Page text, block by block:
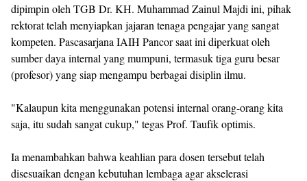
dipimpin oleh TGB Dr. KH. Muhammad Zainul Majdi ini, pihak
rektorat telah menyiapkan jajaran tenaga pengajar yang sangat
kompeten. Pascasarjana IAIH Pancor saat ini diperkuat oleh
sumber daya internal yang mumpuni, termasuk tiga guru besar
(profesor) yang siap mengampu berbagai disiplin ilmu.
"Kalaupun kita menggunakan potensi internal orang-orang kita
saja, itu sudah sangat cukup," tegas Prof. Taufik optimis.
Ia menambahkan bahwa keahlian para dosen tersebut telah
disesuaikan dengan kebutuhan lembaga agar akselerasi